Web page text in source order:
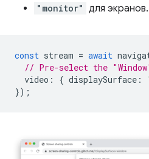
"monitor" для экранов.
const stream = await
// Pre-select the
video : { displaySurface :
});